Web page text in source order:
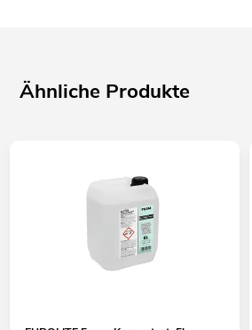
Ähnliche Produkte